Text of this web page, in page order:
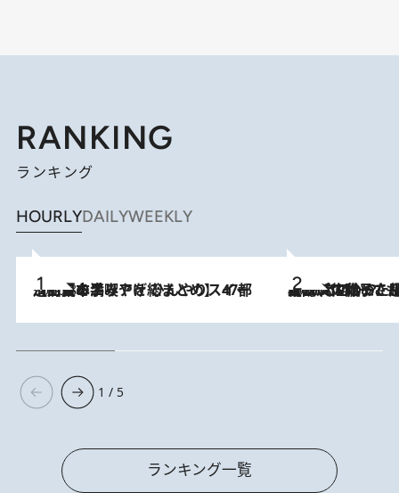
RANKING
ランキング
HOURLYDAILYWEEKLY
2026.8.5
【西日本エリアを総まとめ】 47都道府県の手みやげ ひんやりスイーツで夏を満喫 2026.8.5
【阿川佐和子さんの年とる力】なぜ70代で始めた趣味は“こんなに楽しい”のか？ ピアノ、俳句…スランプに陥っても続けられる“ある秘訣”とは
1 / 5
ランキング一覧